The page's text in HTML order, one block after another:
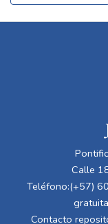
Calle
Teléfono:(+57)
Contacto